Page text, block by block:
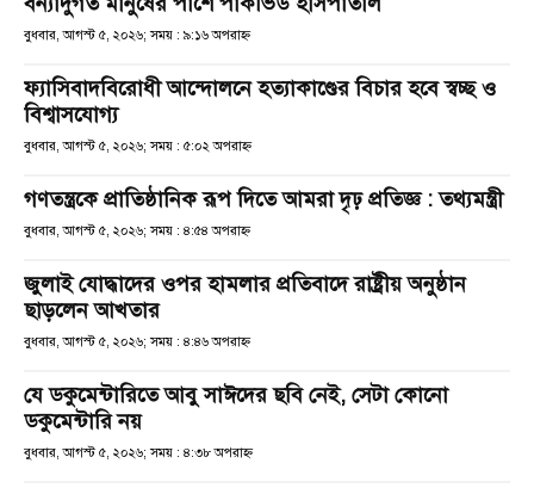
বুধবার, আগস্ট ৫, ২০২৬; সময় : ৯:১৬ অপরাহ্ণ
ফ্যাসিবাদবিরোধী আন্দোলনে হত্যাকাণ্ডের বিচার হবে স্বচ্ছ ও
বিশ্বাসযোগ্য
বুধবার, আগস্ট ৫, ২০২৬; সময় : ৫:০২ অপরাহ্ণ
গণতন্ত্রকে প্রাতিষ্ঠানিক রূপ দিতে আমরা দৃঢ় প্রতিজ্ঞ : তথ্যমন্ত্রী
বুধবার, আগস্ট ৫, ২০২৬; সময় : ৪:৫৪ অপরাহ্ণ
জুলাই যোদ্ধাদের ওপর হামলার প্রতিবাদে রাষ্ট্রীয় অনুষ্ঠান
ছাড়লেন আখতার
বুধবার, আগস্ট ৫, ২০২৬; সময় : ৪:৪৬ অপরাহ্ণ
যে ডকুমেন্টারিতে আবু সাঈদের ছবি নেই, সেটা কোনো
ডকুমেন্টারি নয়
বুধবার, আগস্ট ৫, ২০২৬; সময় : ৪:৩৮ অপরাহ্ণ